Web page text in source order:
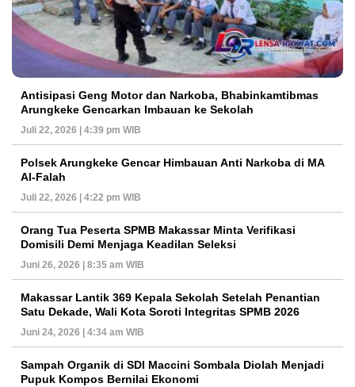
Antisipasi Geng Motor dan Narkoba, Bhabinkamtibmas
Arungkeke Gencarkan Imbauan ke Sekolah
Juli 22, 2026 | 4:39 pm WIB
Polsek Arungkeke Gencar Himbauan Anti Narkoba di MA
Al-Falah
Juli 22, 2026 | 4:22 pm WIB
Orang Tua Peserta SPMB Makassar Minta Verifikasi
Domisili Demi Menjaga Keadilan Seleksi
Juni 26, 2026 | 8:35 am WIB
Makassar Lantik 369 Kepala Sekolah Setelah Penantian
Satu Dekade, Wali Kota Soroti Integritas SPMB 2026
Juni 24, 2026 | 4:34 am WIB
Sampah Organik di SDI Maccini Sombala Diolah Menjadi
Pupuk Kompos Bernilai Ekonomi